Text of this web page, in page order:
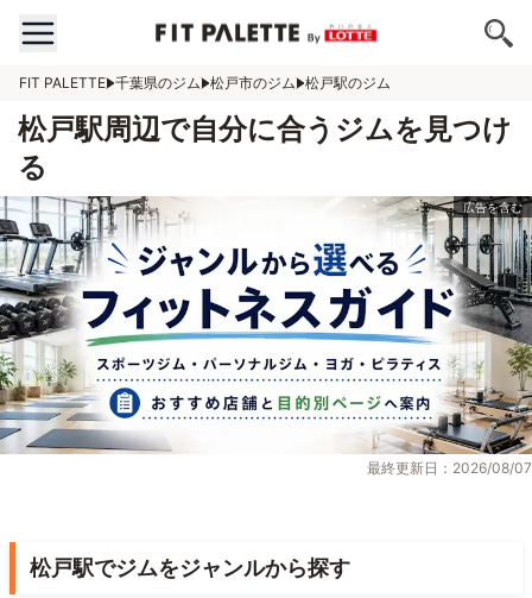
FIT PALETTE 千葉県のジム 松戸市のジム 松戸駅のジム
松戸駅周辺で自分に合うジムを見つけ
る
最終更新日：2026/08/07
松戸駅でジムをジャンルから探す